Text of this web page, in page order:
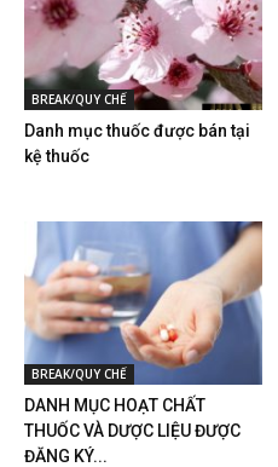
BREAK/QUY CHẾ
Danh mục thuốc được bán tại
kệ thuốc
BREAK/QUY CHẾ
DANH MỤC HOẠT CHẤT
THUỐC VÀ DƯỢC LIỆU ĐƯỢC
ĐĂNG KÝ...